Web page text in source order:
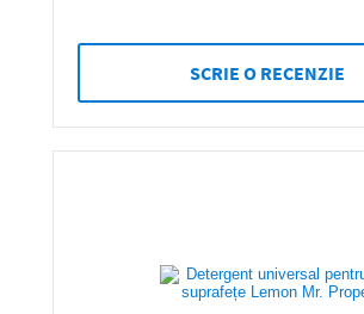
SCRIE O RECENZIE